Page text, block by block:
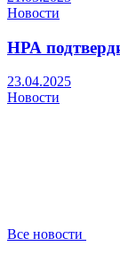
Новости
НРА
23.04.2025
Новости
Все новости